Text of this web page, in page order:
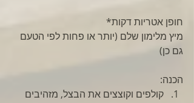
חופן אטריות דקות*
מיץ מלימון שלם (יותר או פחות לפי הטעם
גם כן)
הכנה:
קולפים וקוצצים את הבצל, מזהיבים